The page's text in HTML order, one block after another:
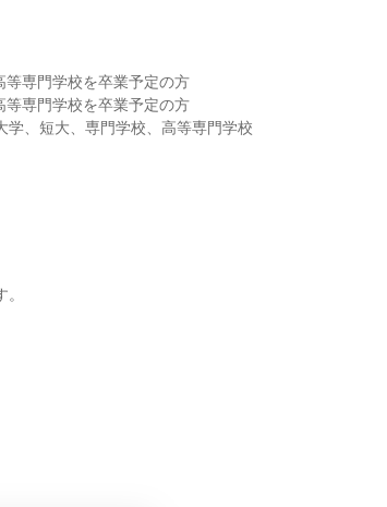
専門学校を卒業予定の方
専門学校を卒業予定の方
、短大、専門学校、高等専門学校